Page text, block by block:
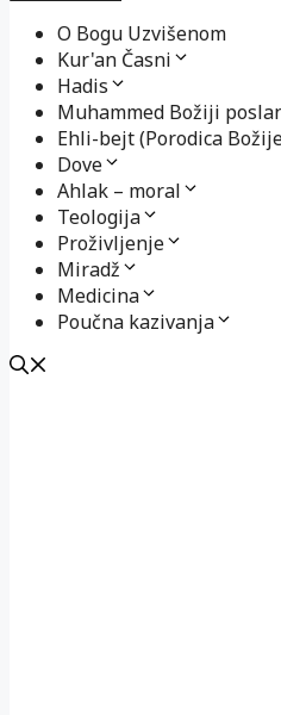
O Bogu Uzvišenom
Kur'an Časni
Hadis
Muhammed Božiji
Ehli-bejt (Porodica
Dove
Ahlak – moral
Teologija
Proživljenje
Miradž
Medicina
Poučna kazivanja